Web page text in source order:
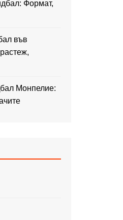
Формат,
във
Монпелие: